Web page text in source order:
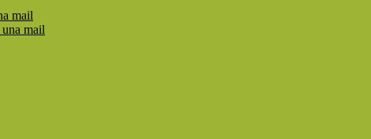
mail
mail